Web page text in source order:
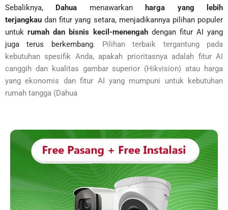
Sebaliknya, Dahua menawarkan harga yang lebih
terjangkau dan fitur yang setara, menjadikannya pilihan populer
untukrumah dan bisnis kecil-menengahdengan fitur AI yang
juga terus berkembang. Pilihan terbaik tergantung pada
kebutuhan spesifik Anda, apakah prioritasnya adalah fitur AI
canggih dan kualitas gambar superior (Hikvision) atau harga
yang ekonomis dan fitur AI yang mumpuni untuk kebutuhan
rumah tangga (Dahua